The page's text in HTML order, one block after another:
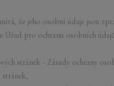
že jeho osobní údaje jsou
Úřad pro ochranu osobních
stránek - Zásady ochrany